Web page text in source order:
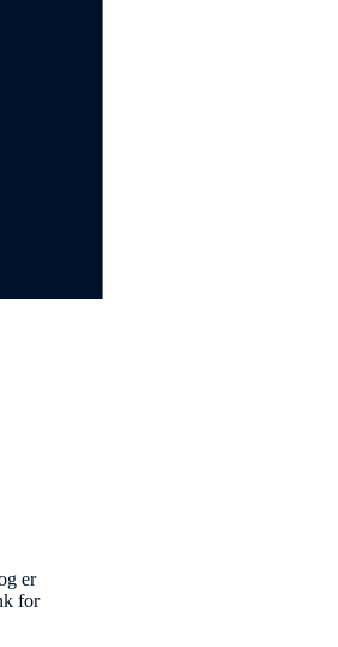
er
for